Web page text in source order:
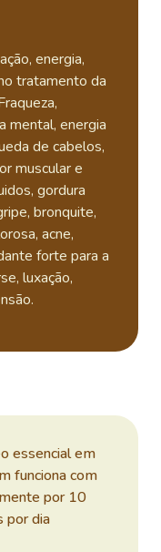
energia,
tratamento da
mental, energia
de cabelos,
muscular e
gordura
bronquite,
acne,
forte para a
luxação,
essencial em
funciona com
por 10
por dia